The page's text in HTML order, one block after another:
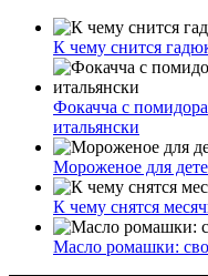
К чему снится
Фокачча с
итальянски
Мороженое для
К чему снятся
Масло ромашки: